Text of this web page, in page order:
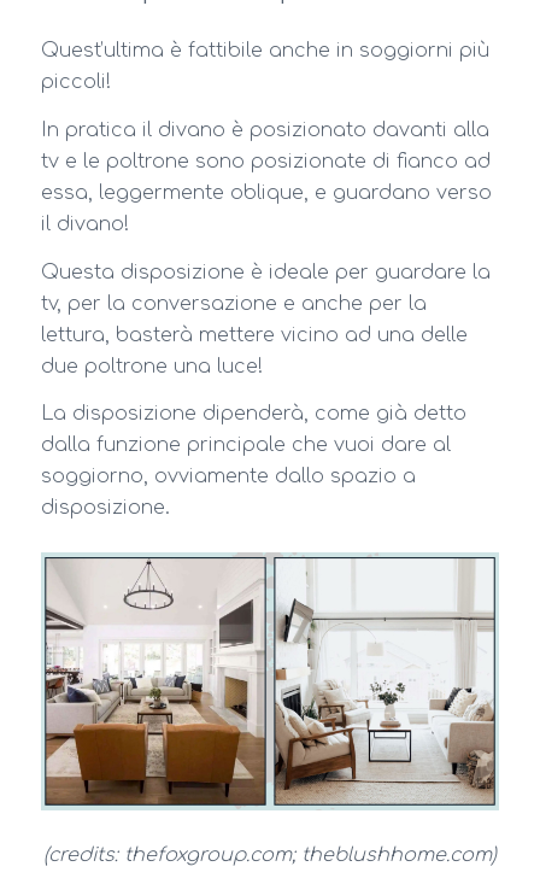
Quest’ultima è fattibile anche in soggiorni più
piccoli!
In pratica il divano è posizionato davanti alla
tv e le poltrone sono posizionate di fianco ad
essa, leggermente oblique, e guardano verso
il divano!
Questa disposizione è ideale per guardare la
tv, per la conversazione e anche per la
lettura, basterà mettere vicino ad una delle
due poltrone una luce!
La disposizione dipenderà, come già detto
dalla funzione principale che vuoi dare al
soggiorno, ovviamente dallo spazio a
disposizione.
(credits: thefoxgroup.com; theblushhome.com)